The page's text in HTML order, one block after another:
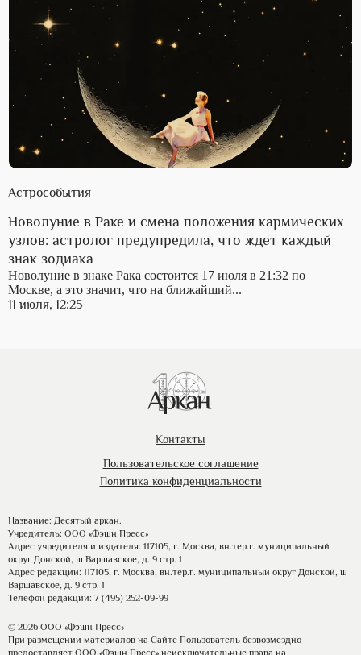
Астрособытия
Новолуние в Раке и смена положения кармических
узлов: астролог предупредила, что ждет каждый
знак зодиака
Новолуние в знаке Рака состоится 17 июля в 21:32 по
Москве, а это значит, что на ближайший...
11 июля, 12:25
Контакты
Пользовательское соглашение
Политика конфиденциальности
Название: Десятый аркан.
Учредитель: ООО «Фэшн Пресс»
Адрес учредителя и издателя: 117105, г. Москва, вн.тер.г. муниципальный
округ Донской, ш Варшавское, д. 9 стр. 1
Адрес редакции: 117105, г. Москва, вн.тер.г. муниципальный округ Донской, ш
Варшавское, д. 9 стр. 1
Телефон редакции: 7 (495) 252-09-99
© 2026 ООО «Фэшн Пресс»
При размещении материалов на Сайте Пользователь безвозмездно
предоставляет ООО «Фэшн Пресс» неисключительные права на